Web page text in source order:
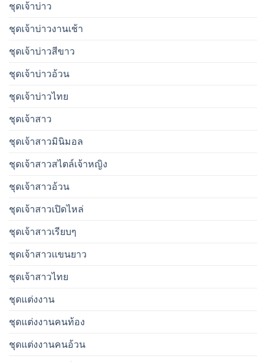
ชุดเจ้าบ่าว
ชุดเจ้าบ่าวงานเช้า
ชุดเจ้าบ่าวสีขาว
ชุดเจ้าบ่าวอ้วน
ชุดเจ้าบ่าวไทย
ชุดเจ้าสาว
ชุดเจ้าสาวมินิมอล
ชุดเจ้าสาวสไตล์เจ้าหญิง
ชุดเจ้าสาวอ้วน
ชุดเจ้าสาวเปิดไหล่
ชุดเจ้าสาวเรียบๆ
ชุดเจ้าสาวเเขนยาว
ชุดเจ้าสาวไทย
ชุดแต่งงาน
ชุดแต่งงานคนท้อง
ชุดแต่งงานคนอ้วน